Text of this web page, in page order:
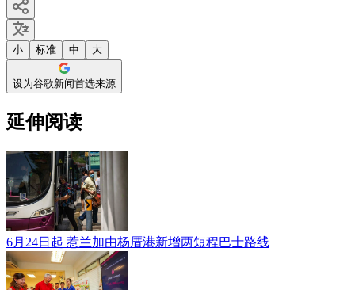
小 标准 中 大
设为谷歌新闻首选来源
延伸阅读
6月24日起 惹兰加由杨厝港新增两短程巴士路线